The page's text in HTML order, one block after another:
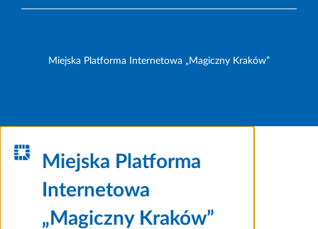
Miejska Platforma Internetowa „Magiczny Kraków”
Miejska Platforma
Internetowa
„Magiczny Kraków”